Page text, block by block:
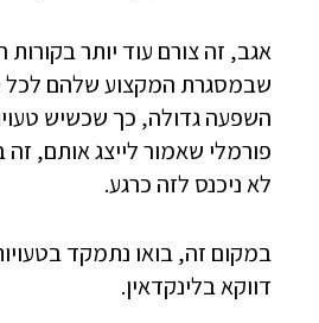
אגב, זה צורם עוד יותר בקורות
שבמסגרת המקצוע שלהם לכל
השפעה גדולה, כך שכשיש
פורמלי שאמור לייצג אותם,
לא ניכנס לזה כרגע.
במקום זה, בואו נתמקד
דווקא בלינקדאין.